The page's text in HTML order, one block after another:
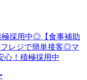
極採用中◎【食事補助
フレジで簡単接客◎マ
心！積極採用中